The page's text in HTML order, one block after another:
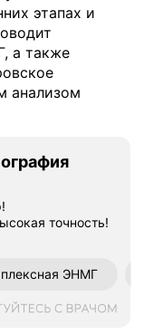
этапах и
а также
анализом
точность!
ЭНМГ